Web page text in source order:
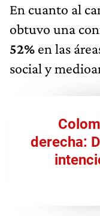
En cuanto al
obtuvo una
52% en las
social y
derecha: